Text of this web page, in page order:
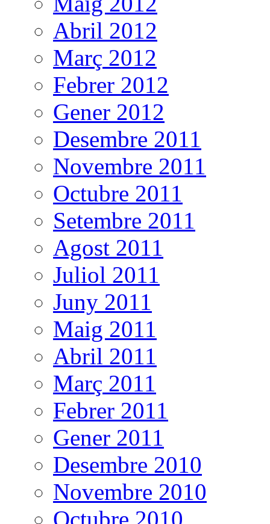
Abril 2012
Març 2012
Febrer 2012
Gener 2012
Desembre 2011
Novembre 2011
Octubre 2011
Setembre 2011
Agost 2011
Juliol 2011
Juny 2011
Maig 2011
Abril 2011
Març 2011
Febrer 2011
Gener 2011
Desembre 2010
Novembre 2010
Octubre 2010